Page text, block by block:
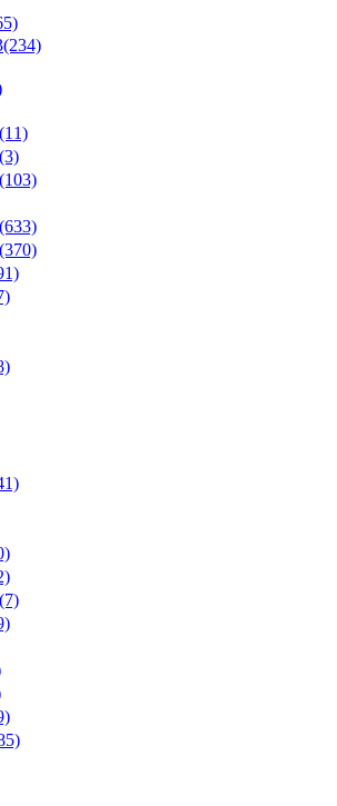
(234)
(11)
(3)
(103)
(633)
(370)
(7)